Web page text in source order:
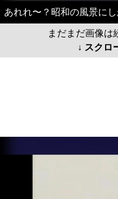
あれれ〜？昭和の風景に
まだまだ画像は
↓ スクロ